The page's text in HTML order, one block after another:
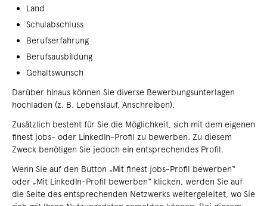
Land
Schulabschluss
Berufserfahrung
Berufsausbildung
Gehaltswunsch
Darüber hinaus können Sie diverse Bewerbungsunterlagen
hochladen (z. B. Lebenslauf, Anschreiben).
Zusätzlich besteht für Sie die Möglichkeit, sich mit dem eigenen
finest jobs- oder LinkedIn-Profil zu bewerben. Zu diesem
Zweck benötigen Sie jedoch ein entsprechendes Profil.
Wenn Sie auf den Button „Mit finest jobs-Profil bewerben“
oder „Mit LinkedIn-Profil bewerben“ klicken, werden Sie auf
die Seite des entsprechenden Netzwerks weitergeleitet, wo Sie